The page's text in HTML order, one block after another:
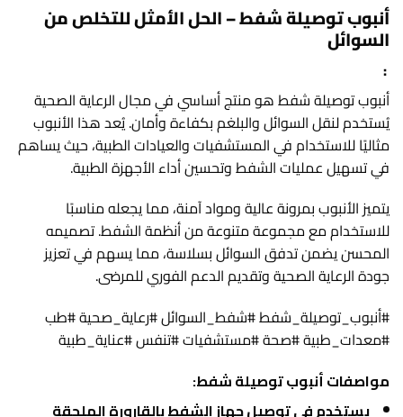
أنبوب توصيلة شفط – الحل الأمثل للتخلص من
السوائل
:
أنبوب توصيلة شفط هو منتج أساسي في مجال الرعاية الصحية
يُستخدم لنقل السوائل والبلغم بكفاءة وأمان. يُعد هذا الأنبوب
مثاليًا للاستخدام في المستشفيات والعيادات الطبية، حيث يساهم
في تسهيل عمليات الشفط وتحسين أداء الأجهزة الطبية.
يتميز الأنبوب بمرونة عالية ومواد آمنة، مما يجعله مناسبًا
للاستخدام مع مجموعة متنوعة من أنظمة الشفط. تصميمه
المحسن يضمن تدفق السوائل بسلاسة، مما يسهم في تعزيز
جودة الرعاية الصحية وتقديم الدعم الفوري للمرضى.
#أنبوب_توصيلة_شفط #شفط_السوائل #رعاية_صحية #طب
#معدات_طبية #صحة #مستشفيات #تنفس #عناية_طبية
مواصفات أنبوب توصيلة شفط:
يستخدم فى توصيل جهاز الشفط بالقارورة الملحقة